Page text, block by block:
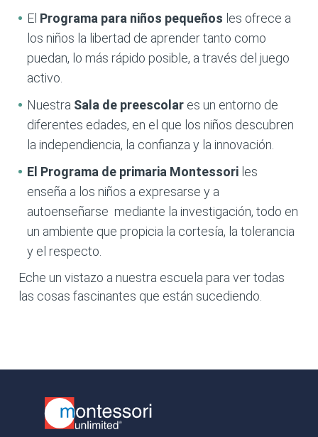
El Programa para niños pequeños les ofrece a
los niños la libertad de aprender tanto como
puedan, lo más rápido posible, a través del juego
activo.
Nuestra Sala de preescolar es un entorno de
diferentes edades, en el que los niños descubren
la independiencia, la confianza y la innovación.
El Programa de primaria Montessori les
enseña a los niños a expresarse y a
autoenseñarse mediante la investigación, todo en
un ambiente que propicia la cortesía, la tolerancia
y el respecto.
Eche un vistazo a nuestra escuela para ver todas
las cosas fascinantes que están sucediendo.